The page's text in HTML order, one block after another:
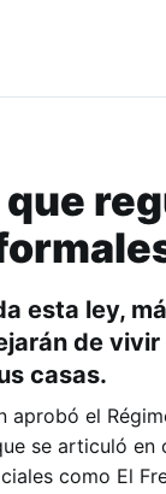
que
esta ley,
de
casas.
aprobó el
se articuló
como El